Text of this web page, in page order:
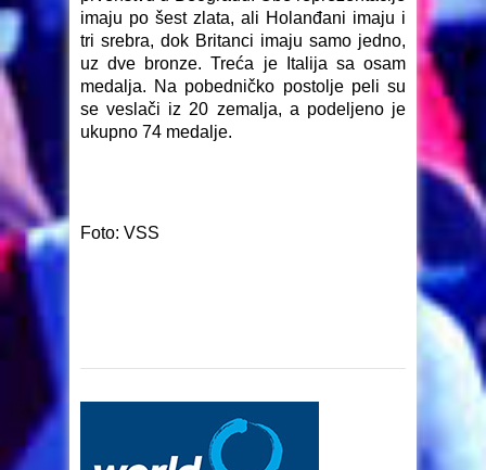
imaju po šest zlata, ali Holanđani imaju i
tri srebra, dok Britanci imaju samo jedno,
uz dve bronze. Treća je Italija sa osam
medalja. Na pobedničko postolje peli su
se veslači iz 20 zemalja, a podeljeno je
ukupno 74 medalje.
Foto: VSS